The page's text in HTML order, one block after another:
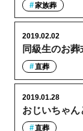
家族葬
同級生のお
2019.02.02
直葬
おじいちゃん
2019.01.28
直葬